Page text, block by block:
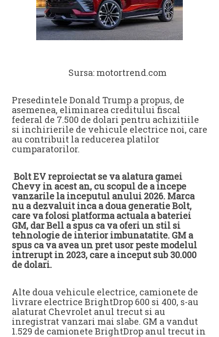
Sursa: motortrend.com
Presedintele Donald Trump a propus, de
asemenea, eliminarea creditului fiscal
federal de 7.500 de dolari pentru achizitiile
si inchirierile de vehicule electrice noi, care
au contribuit la reducerea platilor
cumparatorilor.
Bolt EV reproiectat se va alatura gamei
Chevy in acest an, cu scopul de a incepe
vanzarile la inceputul anului 2026. Marca
nu a dezvaluit inca a doua generatie Bolt,
care va folosi platforma actuala a bateriei
GM, dar Bell a spus ca va oferi un stil si
tehnologie de interior imbunatatite. GM a
spus ca va avea un pret usor peste modelul
intrerupt in 2023, care a inceput sub 30.000
de dolari.
Alte doua vehicule electrice, camionete de
livrare electrice BrightDrop 600 si 400, s-au
alaturat Chevrolet anul trecut si au
inregistrat vanzari mai slabe. GM a vandut
1.529 de camionete BrightDrop anul trecut in